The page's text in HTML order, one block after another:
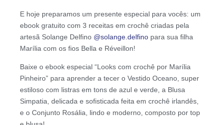
E hoje preparamos um presente especial para vocês: um
ebook gratuito com 3 receitas em crochê criadas pela
artesã Solange Delfino @solange.delfino para sua filha
Marília com os fios Bella e Réveillon!
Baixe o ebook especial “Looks com crochê por Marília
Pinheiro” para aprender a tecer o Vestido Oceano, super
estiloso com listras em tons de azul e verde, a Blusa
Simpatia, delicada e sofisticada feita em crochê irlandês,
e o Conjunto Rosália, lindo e moderno, composto por top